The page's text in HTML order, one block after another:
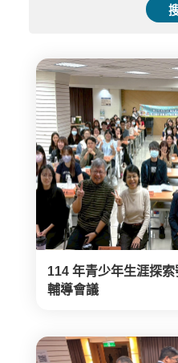
114 年青少年生涯探
輔導會議